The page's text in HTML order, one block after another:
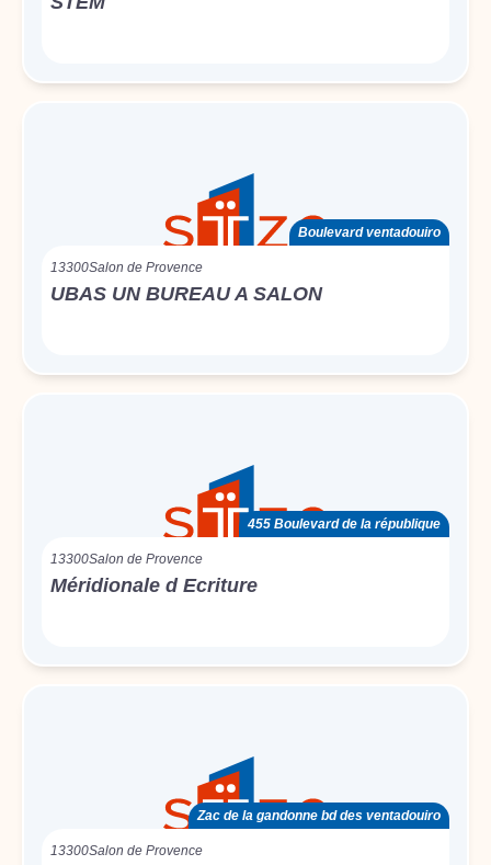
Boulevard ventadouiro
13300Salon de Provence
UBAS UN BUREAU A SALON
455 Boulevard de la république
13300Salon de Provence
Méridionale d Ecriture
Zac de la gandonne bd des ventadouiro
13300Salon de Provence